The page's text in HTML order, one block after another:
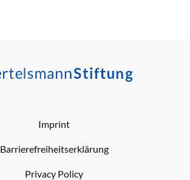
Imprint
Barrierefreiheitserklärung
Privacy Policy